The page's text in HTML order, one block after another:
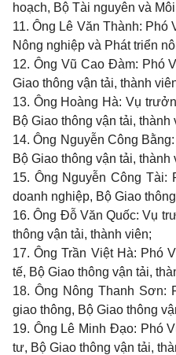
hoạch, Bộ Tài nguyên và
11. Ông Lê Văn Thành:
Nông nghiệp và Phát triển
12. Ông Vũ Cao Đàm: Phó
Giao thông vận tải, thành
13. Ông Hoàng Hà: Vụ
Bộ Giao thông vận tải, thành
14. Ông Nguyễn Công
Bộ Giao thông vận tải, thành
15. Ông Nguyễn Công Tài:
doanh nghiệp, Bộ Giao
16. Ông Đỗ Văn Quốc: Vụ
thông vận tải, thành viên;
17. Ông Trần Việt Hà: Phó
tế, Bộ Giao thông vận tải,
18. Ông Nông Thanh Sơn:
giao thông, Bộ Giao thông
19. Ông Lê Minh Đạo: Phó
tư, Bộ Giao thông vận tải,